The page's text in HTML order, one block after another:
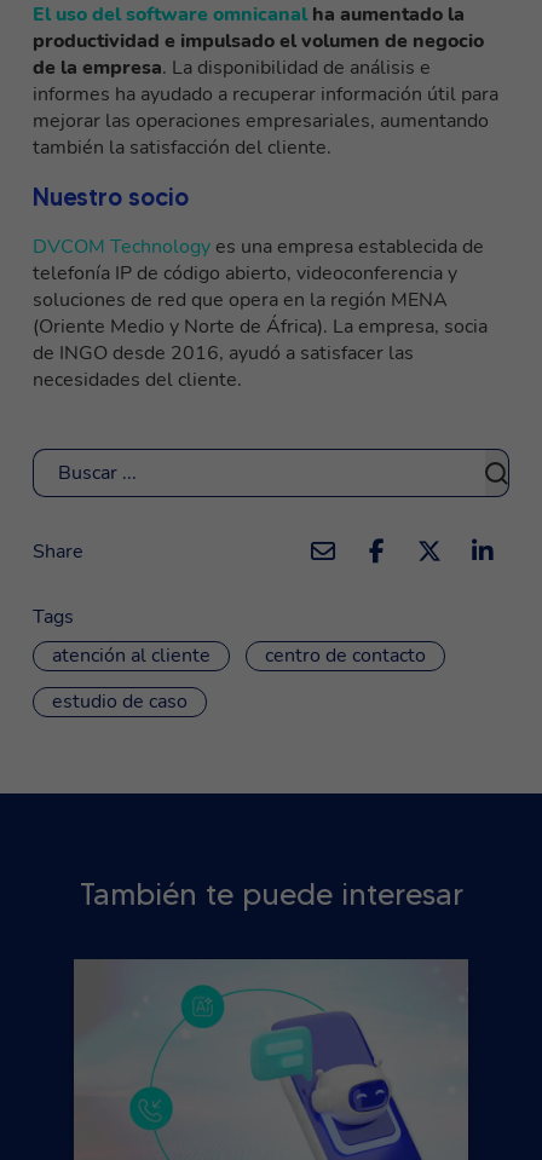
El uso del software omnicanalha aumentado la
productividad e impulsado el volumen de negocio
de la empresa. La disponibilidad de análisis e
informes ha ayudado a recuperar información útil para
mejorar las operaciones empresariales, aumentando
también la satisfacción del cliente.
Nuestro socio
DVCOM Technology es una empresa establecida de
telefonía IP de código abierto, videoconferencia y
soluciones de red que opera en la región MENA
(Oriente Medio y Norte de África). La empresa, socia
de INGO desde 2016, ayudó a satisfacer las
necesidades del cliente.
Buscar
Share
Tags
atención al cliente
centro de contacto
estudio de caso
También te puede interesar